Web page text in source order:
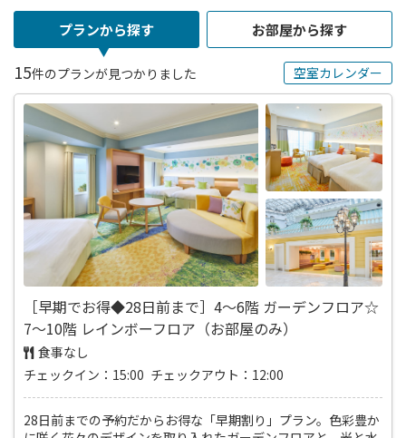
プランから探す お部屋から探す
15件のプランが見つかりました 空室カレンダー
［早期でお得◆28日前まで］4～6階 ガーデンフロア☆
7～10階 レインボーフロア（お部屋のみ）
食事なし
チェックイン：15:00 チェックアウト：12:00
28日前までの予約だからお得な「早期割り」プラン。色彩豊か